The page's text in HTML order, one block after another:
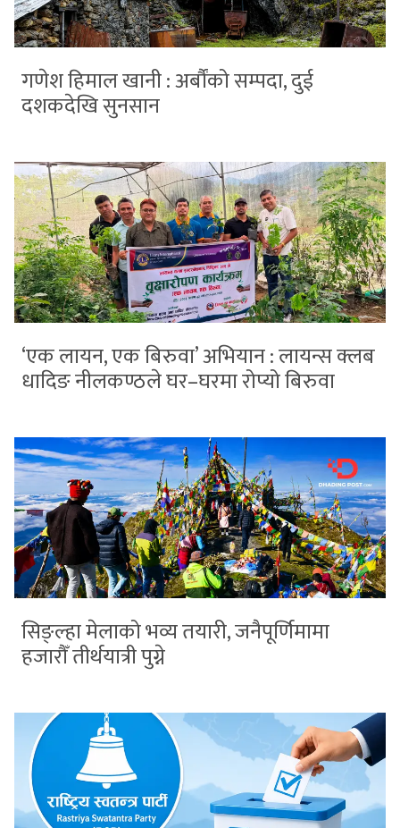
गणेश हिमाल खानी : अर्बौंको सम्पदा, दुई
दशकदेखि सुनसान
‘एक लायन, एक बिरुवा’ अभियान : लायन्स क्लब
धादिङ नीलकण्ठले घर–घरमा रोप्यो बिरुवा
सिङ्ल्हा मेलाको भव्य तयारी, जनैपूर्णिमामा
हजारौँ तीर्थयात्री पुग्ने